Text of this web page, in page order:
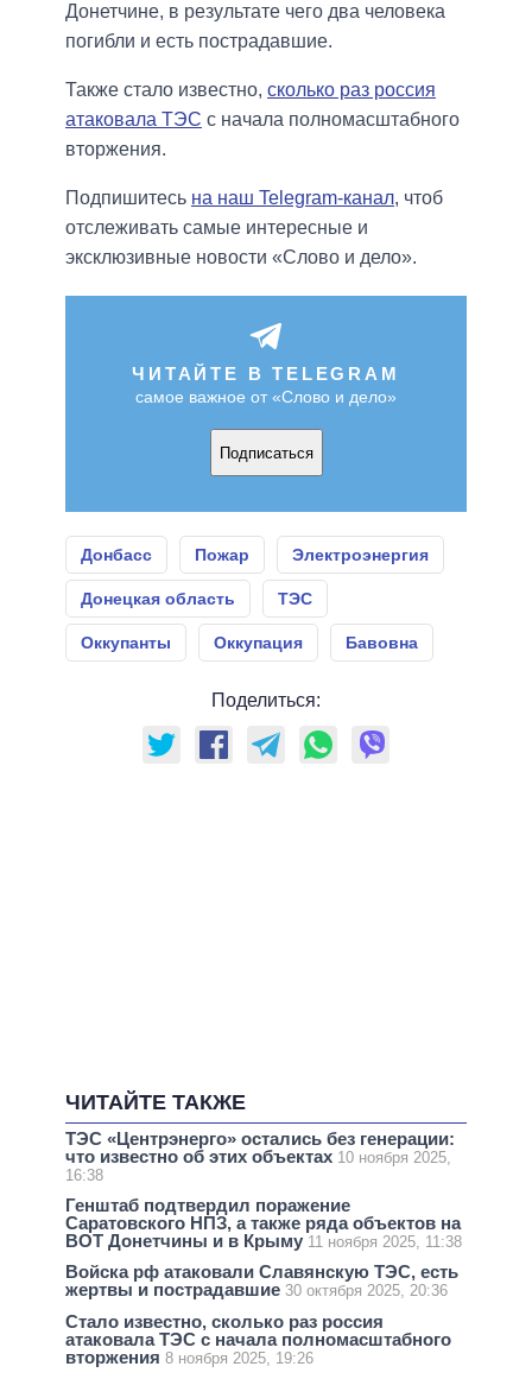
Донетчине, в результате чего два человека
погибли и есть пострадавшие.
Также стало известно, сколько раз россия
атаковала ТЭС с начала полномасштабного
вторжения.
Подпишитесь на наш Telegram-канал, чтоб
отслеживать самые интересные и
эксклюзивные новости «Слово и дело».
ЧИТАЙТЕ В TELEGRAM
самое важное от «Слово и дело»
Подписаться
Донбасс Пожар Электроэнергия
Донецкая область ТЭС
Оккупанты Оккупация Бавовна
Поделиться:
ЧИТАЙТЕ ТАКЖЕ
ТЭС «Центрэнерго» остались без генерации:
что известно об этих объектах 10 ноября 2025,
16:38
Генштаб подтвердил поражение
Саратовского НПЗ, а также ряда объектов на
ВОТ Донетчины и в Крыму 11 ноября 2025, 11:38
Войска рф атаковали Славянскую ТЭС, есть
жертвы и пострадавшие 30 октября 2025, 20:36
Стало известно, сколько раз россия
атаковала ТЭС с начала полномасштабного
вторжения 8 ноября 2025, 19:26